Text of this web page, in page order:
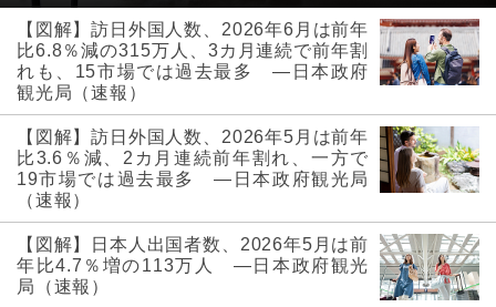
【図解】訪日外国人数、2026年6月は前年
比6.8％減の315万人、3カ月連続で前年割
れも、15市場では過去最多 ―日本政府
観光局（速報）
【図解】訪日外国人数、2026年5月は前年
比3.6％減、2カ月連続前年割れ、一方で
19市場では過去最多 ―日本政府観光局
（速報）
【図解】日本人出国者数、2026年5月は前
年比4.7％増の113万人 ―日本政府観光
局（速報）